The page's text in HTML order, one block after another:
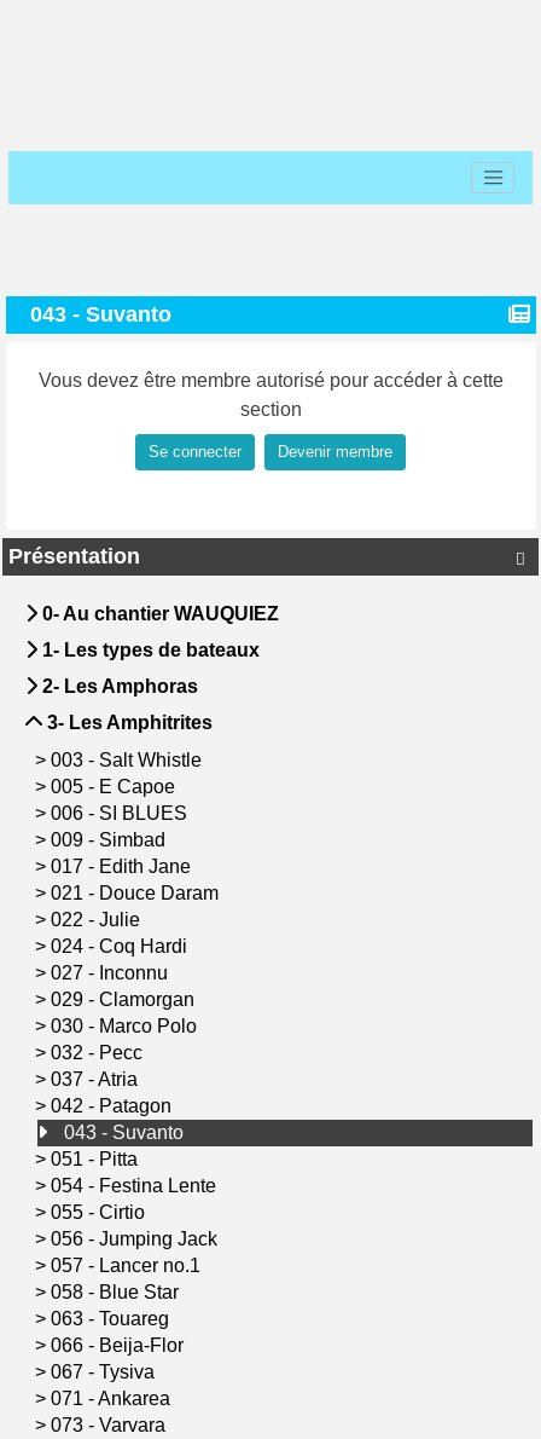

Présentation
0- Au chantier WAUQUIEZ
1- Les types de bateaux
2- Les Amphoras
3- Les Amphitrites
> 003 - Salt Whistle
> 005 - E Capoe
> 006 - SI BLUES
> 009 - Simbad
> 017 - Edith Jane
> 021 - Douce Daram
> 022 - Julie
> 024 - Coq Hardi
> 027 - Inconnu
> 029 - Clamorgan
> 030 - Marco Polo
> 032 - Pecc
> 037 - Atria
> 042 - Patagon
043 - Suvanto
> 051 - Pitta
> 054 - Festina Lente
> 055 - Cirtio
> 056 - Jumping Jack
> 057 - Lancer no.1
> 058 - Blue Star
> 063 - Touareg
> 066 - Beija-Flor
> 067 - Tysiva
> 071 - Ankarea
> 073 - Varvara
043 - Suvanto
Vous devez être membre autorisé pour accéder à cette
section
Se connecter Devenir membre